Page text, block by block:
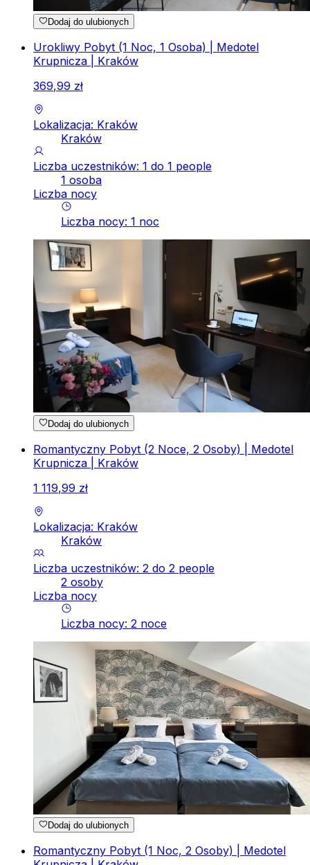
Dodaj do ulubionych
Urokliwy Pobyt (1 Noc, 1 Osoba) | Medotel
Krupnicza | Kraków
369,99 zł
Lokalizacja: Kraków
Kraków
Liczba uczestników: 1 do 1 people
1 osoba
Liczba nocy
Liczba nocy: 1 noc
Dodaj do ulubionych
Romantyczny Pobyt (2 Noce, 2 Osoby) | Medotel
Krupnicza | Kraków
1 119,99 zł
Lokalizacja: Kraków
Kraków
Liczba uczestników: 2 do 2 people
2 osoby
Liczba nocy
Liczba nocy: 2 noce
Dodaj do ulubionych
Romantyczny Pobyt (1 Noc, 2 Osoby) | Medotel